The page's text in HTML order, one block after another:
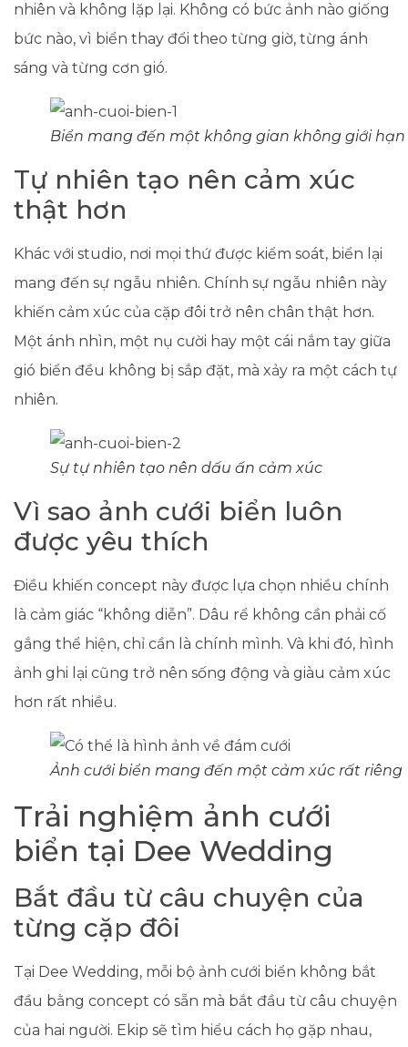
nhiên và không lặp lại. Không có bức ảnh nào giống
bức nào, vì biển thay đổi theo từng giờ, từng ánh
sáng và từng cơn gió.
Biển mang đến một không gian không giới hạn
Tự nhiên tạo nên cảm xúc
thật hơn
Khác với studio, nơi mọi thứ được kiểm soát, biển lại
mang đến sự ngẫu nhiên. Chính sự ngẫu nhiên này
khiến cảm xúc của cặp đôi trở nên chân thật hơn.
Một ánh nhìn, một nụ cười hay một cái nắm tay giữa
gió biển đều không bị sắp đặt, mà xảy ra một cách tự
nhiên.
Sự tự nhiên tạo nên dấu ấn cảm xúc
Vì sao ảnh cưới biển luôn
được yêu thích
Điều khiến concept này được lựa chọn nhiều chính
là cảm giác “không diễn”. Dâu rể không cần phải cố
gắng thể hiện, chỉ cần là chính mình. Và khi đó, hình
ảnh ghi lại cũng trở nên sống động và giàu cảm xúc
hơn rất nhiều.
Ảnh cưới biển mang đến một cảm xúc rất riêng
Trải nghiệm ảnh cưới
biển tại Dee Wedding
Bắt đầu từ câu chuyện của
từng cặp đôi
Tại Dee Wedding, mỗi bộ ảnh cưới biển không bắt
đầu bằng concept có sẵn mà bắt đầu từ câu chuyện
của hai người. Ekip sẽ tìm hiểu cách họ gặp nhau,